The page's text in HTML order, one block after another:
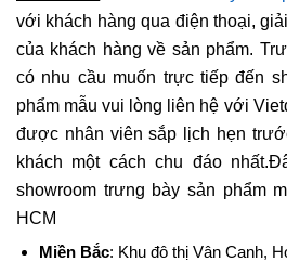
với khách hàng qua điện thoại,
của khách hàng về sản phẩm.
có nhu cầu muốn trực tiếp đến
phẩm mẫu vui lòng liên hệ với
được nhân viên sắp lịch hẹn
khách một cách chu đáo
showroom trưng bày sản phẩm
HCM
Miền Bắc: Khu đô thị Vân Canh,